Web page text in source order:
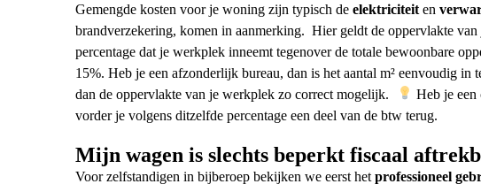
Gemengde kosten voor je woning zijn typisch deelektriciteit en
brandverzekering, komen in aanmerking. Hier geldt de oppervlakte
percentage dat je werkplek inneemt tegenover de totale bewoonbare
15%. Heb je een afzonderlijk bureau, dan is het aantal m² eenvoudig in
dan de oppervlakte van je werkplek zo correct mogelijk.
Heb je
vorder je volgens ditzelfde percentage een deel van de btw terug.
Mijn wagen is slechts beperkt fiscaal
Voor zelfstandigen in bijberoep bekijken we eerst hetprofessioneel